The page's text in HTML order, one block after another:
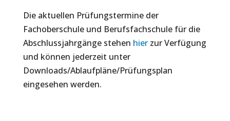
Die aktuellen Prüfungstermine der
Fachoberschule und Berufsfachschule für die
Abschlussjahrgänge stehen hierzur Verfügung
und können jederzeit unter
Downloads/Ablaufpläne/Prüfungsplan
eingesehen werden.